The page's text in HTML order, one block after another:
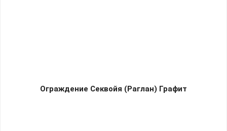
Ограждение Секвойя (Раглан) Графит